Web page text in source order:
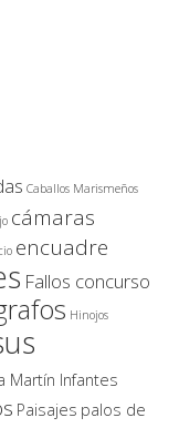
Caballos Marismeños
cámaras
encuadre
Fallos concurso
Hinojos
Martín Infantes
Paisajes palos de